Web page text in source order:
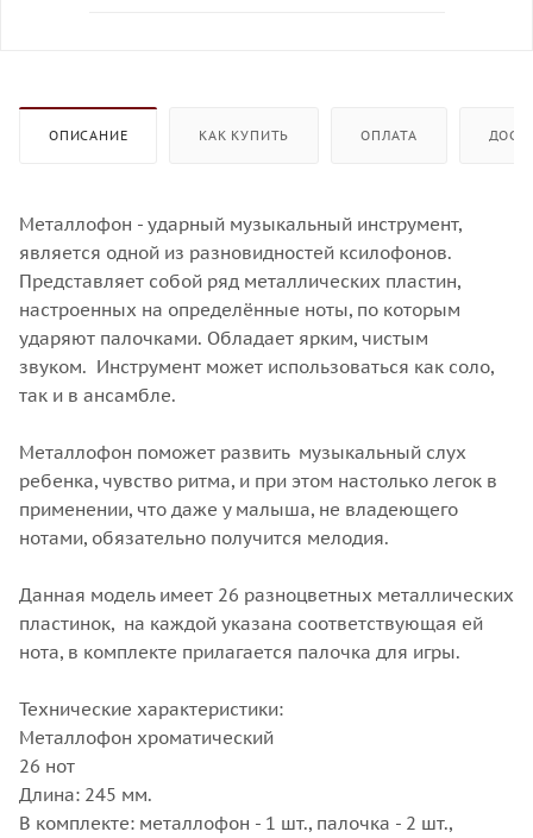
ОПИСАНИЕ КАК КУПИТЬ ОПЛАТА
Металлофон - ударный музыкальный инструмент,
является одной из разновидностей ксилофонов.
Представляет собой ряд металлических пластин,
настроенных на определённые ноты, по которым
ударяют палочками. Обладает ярким, чистым
звуком. Инструмент может использоваться как соло,
так и в ансамбле.
Металлофон поможет развить музыкальный слух
ребенка, чувство ритма, и при этом настолько легок в
применении, что даже у малыша, не владеющего
нотами, обязательно получится мелодия.
Данная модель имеет 26 разноцветных металлических
пластинок, на каждой указана соответствующая ей
нота, в комплекте прилагается палочка для игры.
Технические характеристики:
Металлофон хроматический
26 нот
Длина: 245 мм.
В комплекте: металлофон - 1 шт., палочка - 2 шт.,